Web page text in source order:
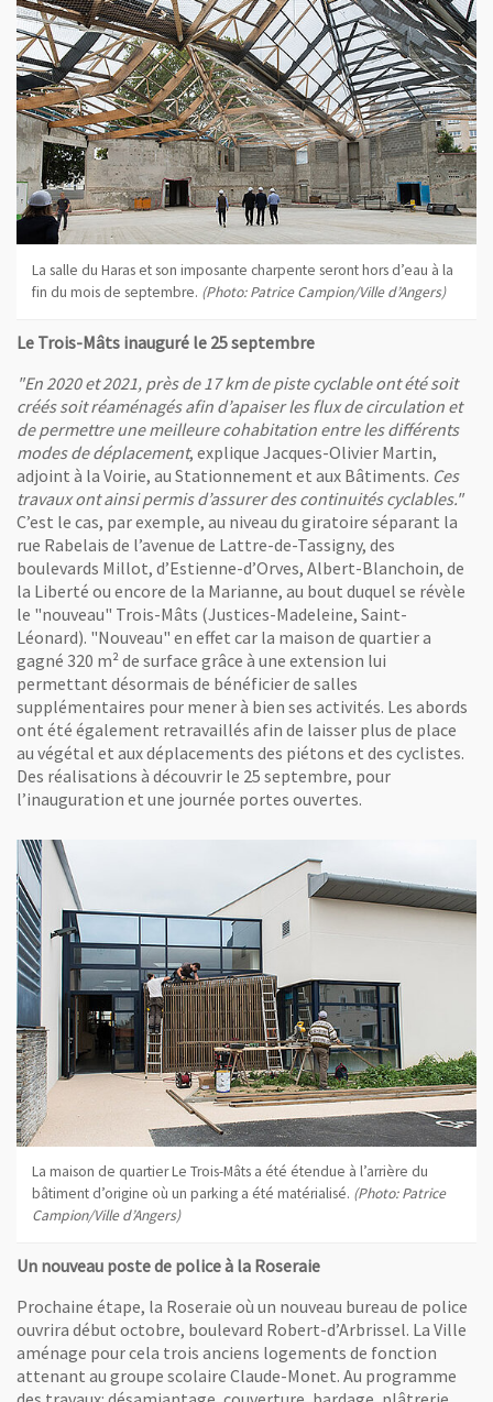
La salle du Haras et son imposante charpente seront hors d’eau à la
fin du mois de septembre. (Photo: Patrice Campion/Ville d’Angers)
Le Trois-Mâts inauguré le 25 septembre
"En 2020 et 2021, près de 17 km de piste cyclable ont été soit
créés soit réaménagés afin d’apaiser les flux de circulation et
de permettre une meilleure cohabitation entre les différents
modes de déplacement, explique Jacques-Olivier Martin,
adjoint à la Voirie, au Stationnement et aux Bâtiments. Ces
travaux ont ainsi permis d’assurer des continuités cyclables."
C’est le cas, par exemple, au niveau du giratoire séparant la
rue Rabelais de l’avenue de Lattre-de-Tassigny, des
boulevards Millot, d’Estienne-d’Orves, Albert-Blanchoin, de
la Liberté ou encore de la Marianne, au bout duquel se révèle
le "nouveau" Trois-Mâts (Justices-Madeleine, Saint-
Léonard). "Nouveau" en effet car la maison de quartier a
gagné 320 m² de surface grâce à une extension lui
permettant désormais de bénéficier de salles
supplémentaires pour mener à bien ses activités. Les abords
ont été également retravaillés afin de laisser plus de place
au végétal et aux déplacements des piétons et des cyclistes.
Des réalisations à découvrir le 25 septembre, pour
l’inauguration et une journée portes ouvertes.
La maison de quartier Le Trois-Mâts a été étendue à l’arrière du
bâtiment d’origine où un parking a été matérialisé. (Photo: Patrice
Campion/Ville d’Angers)
Un nouveau poste de police à la Roseraie
Prochaine étape, la Roseraie où un nouveau bureau de police
ouvrira début octobre, boulevard Robert-d’Arbrissel. La Ville
aménage pour cela trois anciens logements de fonction
attenant au groupe scolaire Claude-Monet. Au programme